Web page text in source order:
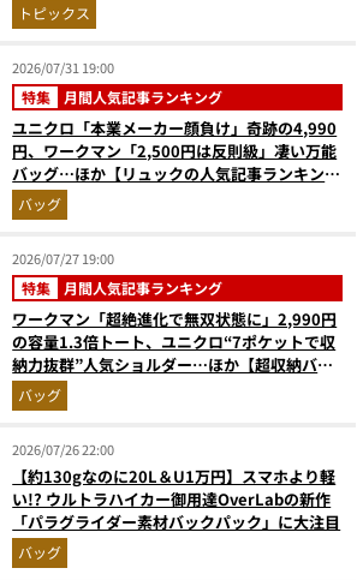
トピックス
2026/07/31 19:00
特集 月間人気記事ランキング
ユニクロ「本業メーカー顔負け」奇跡の4,990
円、ワークマン「2,500円は反則級」凄い万能
バッグ…ほか【リュックの人気記事ランキング
ベスト3】（2026年6月版）
バッグ
2026/07/27 19:00
特集 月間人気記事ランキング
ワークマン「超絶進化で無双状態に」2,990円
の容量1.3倍トート、ユニクロ“7ポケットで収
納力抜群”人気ショルダー…ほか【超収納バッ
グの人気記事ランキングベスト3】（2026年6
月版）
バッグ
2026/07/26 22:00
【約130gなのに20L＆U1万円】スマホより軽
い!? ウルトラハイカー御用達OverLabの新作
「パラグライダー素材バックパック」に大注目
バッグ